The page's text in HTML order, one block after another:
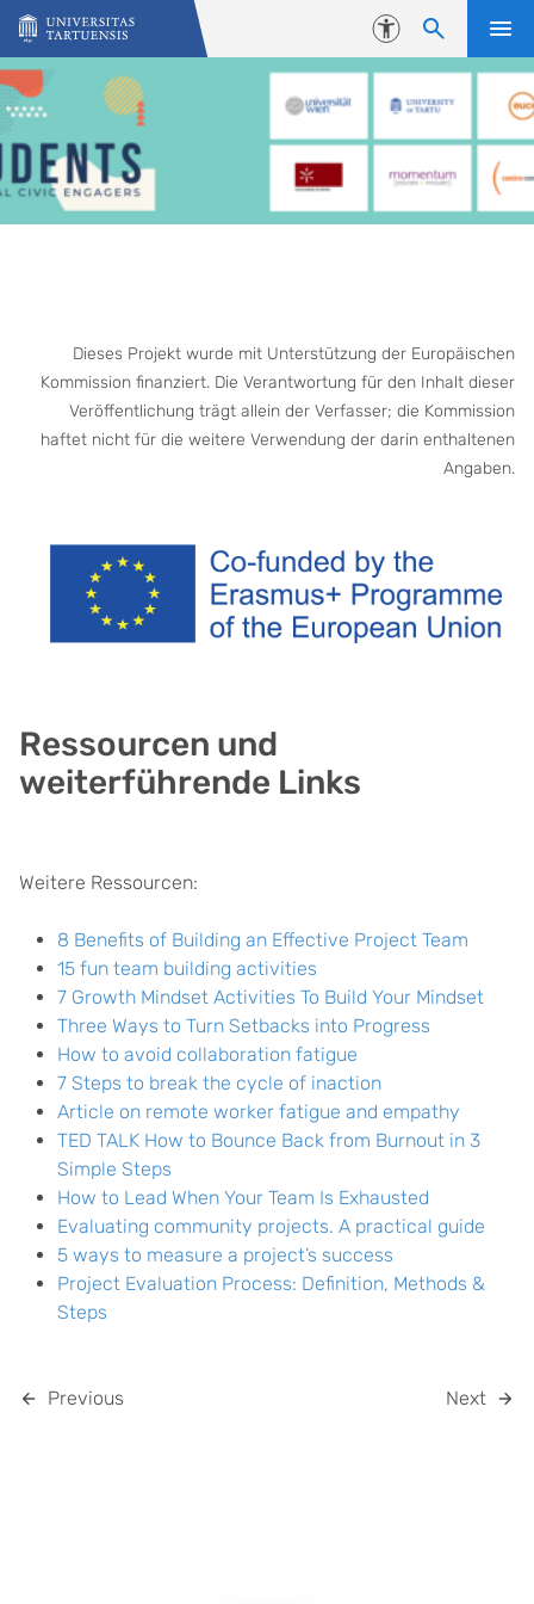
Skip to content
Accessibility
Ressourcen und
weiterführende Links
Weitere Ressourcen:
8 Benefits of Building an Effective Project Team
15 fun team building activities
7 Growth Mindset Activities To Build Your Mindset
Three Ways to Turn Setbacks into Progress
How to avoid collaboration fatigue
7 Steps to break the cycle of inaction
Article on remote worker fatigue and empathy
TED TALK How to Bounce Back from Burnout in 3
Simple Steps
How to Lead When Your Team Is Exhausted
Evaluating community projects. A practical guide
5 ways to measure a project’s success
Project Evaluation Process: Definition, Methods &
Steps
Previous Next
Dieses Projekt wurde mit Unterstützung der Europäischen
Kommission finanziert. Die Verantwortung für den Inhalt dieser
Veröffentlichung trägt allein der Verfasser; die Kommission
haftet nicht für die weitere Verwendung der darin enthaltenen
Angaben.